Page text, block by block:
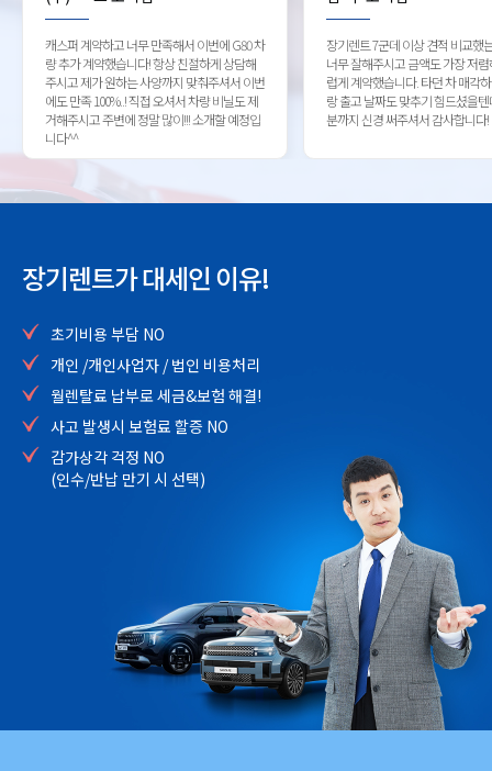
캐스퍼 계약하고 너무 만족해서 이번에 G80 차
량 추가 계약했습니다! 항상 친절하게 상담해
주시고 제가 원하는 사양까지 맞춰주셔서 이번
에도 만족 100%..! 직접 오셔서 차량 비닐도 제
거해주시고 주변에 정말 많이!!! 소개할 예정입
니다^^
장기렌트 7군데 이상 견적 비교했
너무 잘해주시고 금액도 가장 저
럽게 계약했습니다. 타던 차 매각
랑 출고 날짜도 맞추기 힘드셨을
분까지 신경 써주셔서 감사합니다!
장기렌트가 대세인 이유!
초기비용 부담 NO
개인 /개인사업자 / 법인 비용처리
월렌탈료 납부로 세금&보험 해결!
사고 발생시 보험료 할증 NO
감가상각 걱정 NO
(인수/반납 만기 시 선택)